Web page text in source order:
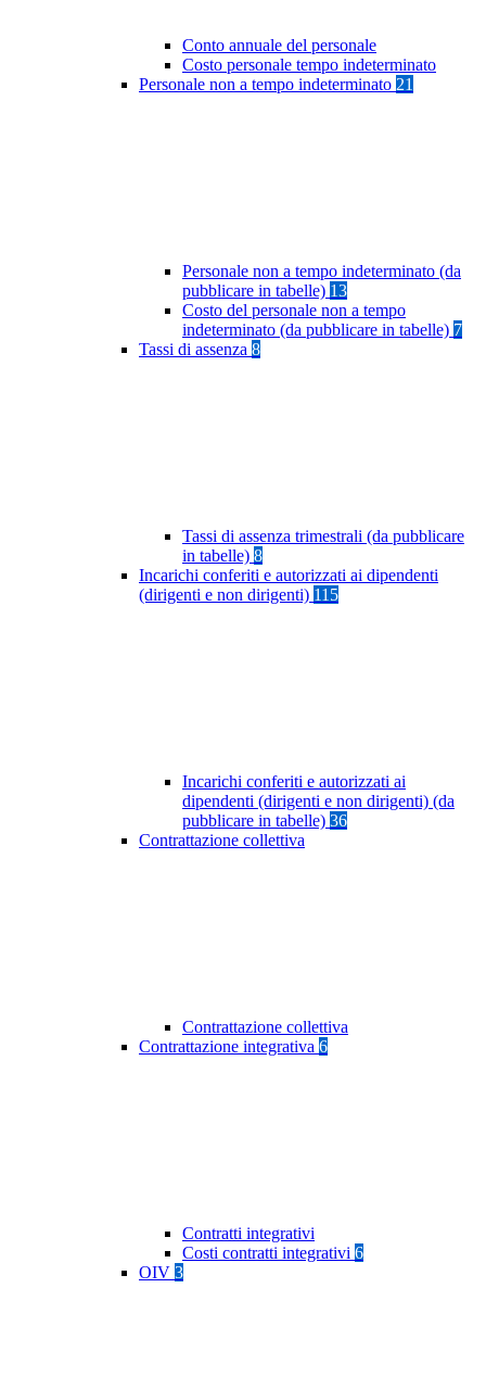
Conto annuale del personale
Costo personale tempo indeterminato
Personale non a tempo indeterminato 21
Personale non a tempo indeterminato (da
pubblicare in tabelle) 13
Costo del personale non a tempo
indeterminato (da pubblicare in tabelle) 7
Tassi di assenza 8
Tassi di assenza trimestrali (da pubblicare
in tabelle) 8
Incarichi conferiti e autorizzati ai dipendenti
(dirigenti e non dirigenti) 115
Incarichi conferiti e autorizzati ai
dipendenti (dirigenti e non dirigenti) (da
pubblicare in tabelle) 36
Contrattazione collettiva
Contrattazione collettiva
Contrattazione integrativa 6
Contratti integrativi
Costi contratti integrativi 6
OIV 3